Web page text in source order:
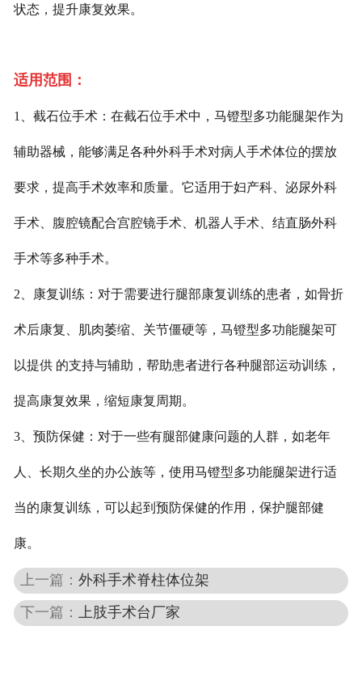
状态，提升康复效果。
适用范围：
1、截石位手术：在截石位手术中，马镫型多功能腿架作为
辅助器械，能够满足各种外科手术对病人手术体位的摆放
要求，提高手术效率和质量。它适用于妇产科、泌尿外科
手术、腹腔镜配合宫腔镜手术、机器人手术、结直肠外科
手术等多种手术。
2、康复训练：对于需要进行腿部康复训练的患者，如骨折
术后康复、肌肉萎缩、关节僵硬等，马镫型多功能腿架可
以提供 的支持与辅助，帮助患者进行各种腿部运动训练，
提高康复效果，缩短康复周期。
3、预防保健：对于一些有腿部健康问题的人群，如老年
人、长期久坐的办公族等，使用马镫型多功能腿架进行适
当的康复训练，可以起到预防保健的作用，保护腿部健
康。
上一篇：外科手术脊柱体位架
下一篇： 上肢手术台厂家